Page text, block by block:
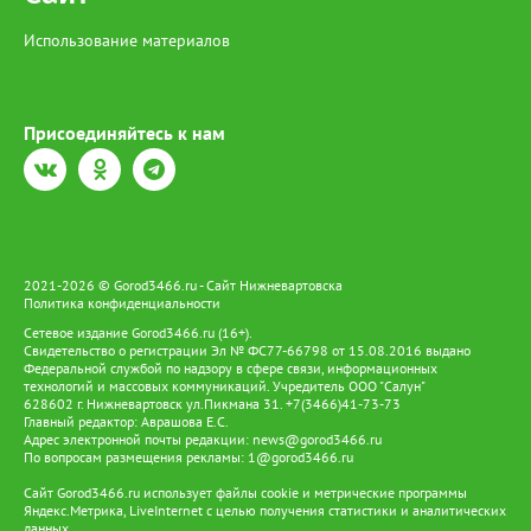
традиционных промыслов. С его помощью жители могут
экскурсий, чтобы заранее запланировать путешествие по Югре
с посещением родовых угодий. При этом развитие цифровой
инфраструктуры расширяется и сопровождается поиском
обеспечивают работу телекоммуникационного оборудования,
освещения и бытовых электроприборов. Так цифровая
инфраструктура становится частью более масштабной системы
поддержки коренных народов — от образования и доступа к
услугам до развития традиционных промыслов и сохранения
культурного наследия. Именно такой подход позволяет
сочетать современные технологии с традиционным образом
жизни ханты и манси, давая им возможность жить и трудиться
на земле предков и вести традиционный образ жизни.
Использование материалов
Присоединяйтесь к нам
2021-2026 © Gorod3466.ru - Сайт Нижневартовска
Политика конфиденциальности
Сетевое издание Gorod3466.ru (16+).
Свидетельство о регистрации Эл № ФС77-66798 от 15.08.2016 выдано
Федеральной службой по надзору в сфере связи, информационных
технологий и массовых коммуникаций. Учредитель ООО "Салун"
628602 г. Нижневартовск ул.Пикмана 31. +7(3466)41-73-73
Главный редактор: Аврашова Е.С.
Адрес электронной почты редакции: news@gorod3466.ru
По вопросам размещения рекламы: 1@gorod3466.ru
Сайт Gorod3466.ru использует файлы cookie и метрические программы
Яндекс.Метрика, LiveInternet с целью получения статистики и аналитических